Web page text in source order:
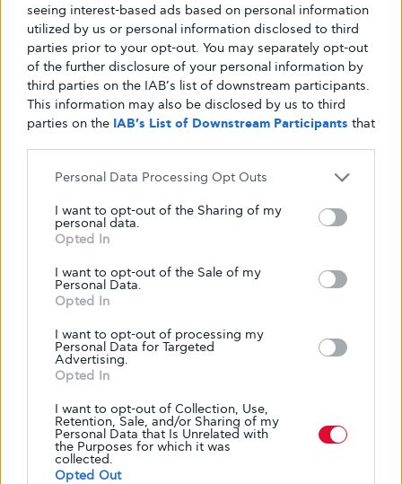
seeing interest-based ads based on personal information
utilized by us or personal information disclosed to third
parties prior to your opt-out. You may separately opt-out
of the further disclosure of your personal information by
third parties on the IAB’s list of downstream participants.
This information may also be disclosed by us to third
parties on the IAB’s List of Downstream Participants that
Personal Data Processing Opt Outs
I want to opt-out of the Sharing of my
personal data.
Opted In
I want to opt-out of the Sale of my
Personal Data.
Opted In
I want to opt-out of processing my
Personal Data for Targeted
Advertising.
Opted In
I want to opt-out of Collection, Use,
Retention, Sale, and/or Sharing of my
Personal Data that Is Unrelated with
the Purposes for which it was
collected.
Opted Out
διαβητης
Διαβητικοι έρευνα
μελέτη
οικογένεια
Σακχαρώδης διαβήτης
συνήθειες
τρόπος ζωής
3
Shares